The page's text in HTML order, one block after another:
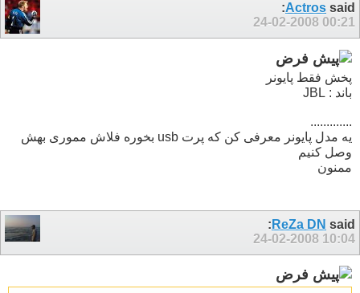
Actros said:
24-02-2008 00:21
پخش فقط پایونر
باند : JBL
.............
یه مدل پایونر معرفی کن که پرت usb بخوره فلاش مموری بهش
وصل کنیم
ممنون
ReZa DN said:
24-02-2008 10:04